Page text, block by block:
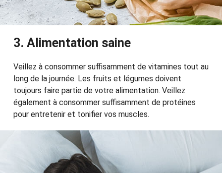
3. Alimentation saine
Veillez à consommer suffisamment de vitamines tout au
long de la journée. Les fruits et légumes doivent
toujours faire partie de votre alimentation. Veillez
également à consommer suffisamment de protéines
pour entretenir et tonifier vos muscles.